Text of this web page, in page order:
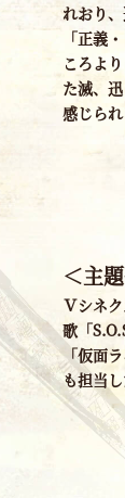
れおり
「正義
ころよ
た滅、
感じられ
＜主
Ｖシネ
歌「
「仮面
も担当